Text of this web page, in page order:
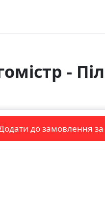
-
до замовлення за